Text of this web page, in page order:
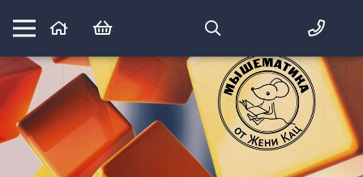
Математика вприпрыжку:
идеи и игры для детей и их родителей